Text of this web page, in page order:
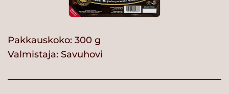
Pakkauskoko: 300 g
Valmistaja: Savuhovi